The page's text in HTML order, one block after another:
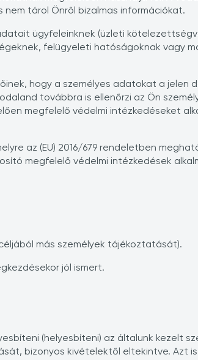
tárol Önről bizalmas információkat.
ügyfeleinknek (üzleti
felügyeleti hatóságoknak vagy
hogy a személyes adatokat a jelen
továbbra is ellenőrzi az Ön
megfelelő védelmi intézkedéseket
az (EU) 2016/679 rendeletben
megfelelő védelmi intézkedések
más személyek tájékoztatását).
jól ismert.
(helyesbíteni) az általunk kezelt
bizonyos kivételektől eltekintve. Azt